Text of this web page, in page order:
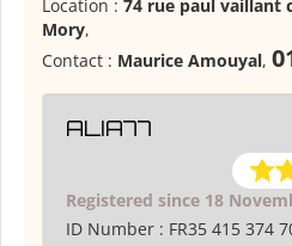
Location : 74 rue paul vaillant
Mory,
Contact : Maurice Amouyal,
ALIA77
Registered since 18
ID Number : FR35 415 374